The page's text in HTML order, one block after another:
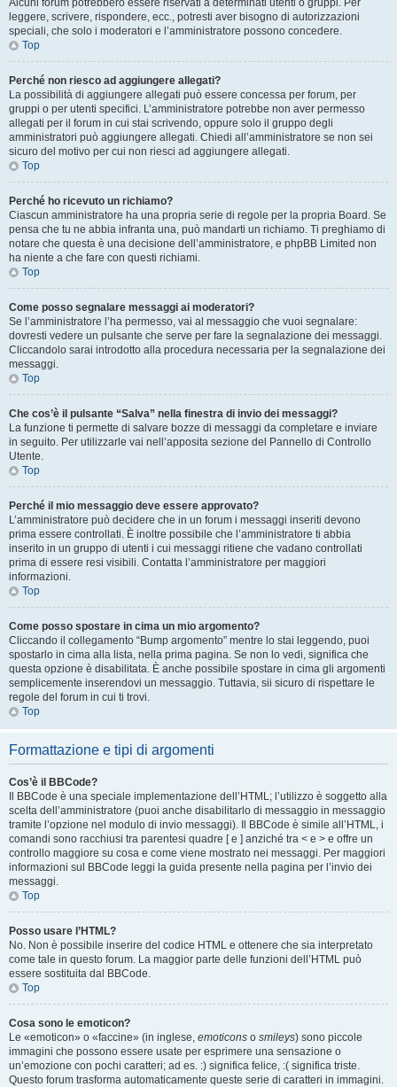
Alcuni forum potrebbero essere riservati a determinati utenti o gruppi. Per
leggere, scrivere, rispondere, ecc., potresti aver bisogno di autorizzazioni
speciali, che solo i moderatori e l’amministratore possono concedere.
Top
Perché non riesco ad aggiungere allegati?
La possibilità di aggiungere allegati può essere concessa per forum, per
gruppi o per utenti specifici. L’amministratore potrebbe non aver permesso
allegati per il forum in cui stai scrivendo, oppure solo il gruppo degli
amministratori può aggiungere allegati. Chiedi all’amministratore se non sei
sicuro del motivo per cui non riesci ad aggiungere allegati.
Top
Perché ho ricevuto un richiamo?
Ciascun amministratore ha una propria serie di regole per la propria Board. Se
pensa che tu ne abbia infranta una, può mandarti un richiamo. Ti preghiamo di
notare che questa è una decisione dell’amministratore, e phpBB Limited non
ha niente a che fare con questi richiami.
Top
Come posso segnalare messaggi ai moderatori?
Se l’amministratore l’ha permesso, vai al messaggio che vuoi segnalare:
dovresti vedere un pulsante che serve per fare la segnalazione dei messaggi.
Cliccandolo sarai introdotto alla procedura necessaria per la segnalazione dei
messaggi.
Top
Che cos’è il pulsante “Salva” nella finestra di invio dei messaggi?
La funzione ti permette di salvare bozze di messaggi da completare e inviare
in seguito. Per utilizzarle vai nell’apposita sezione del Pannello di Controllo
Utente.
Top
Perché il mio messaggio deve essere approvato?
L’amministratore può decidere che in un forum i messaggi inseriti devono
prima essere controllati. È inoltre possibile che l’amministratore ti abbia
inserito in un gruppo di utenti i cui messaggi ritiene che vadano controllati
prima di essere resi visibili. Contatta l’amministratore per maggiori
informazioni.
Top
Come posso spostare in cima un mio argomento?
Cliccando il collegamento “Bump argomento” mentre lo stai leggendo, puoi
spostarlo in cima alla lista, nella prima pagina. Se non lo vedi, significa che
questa opzione è disabilitata. È anche possibile spostare in cima gli argomenti
semplicemente inserendovi un messaggio. Tuttavia, sii sicuro di rispettare le
regole del forum in cui ti trovi.
Top
Formattazione e tipi di argomenti
Cos’è il BBCode?
Il BBCode è una speciale implementazione dell’HTML; l’utilizzo è soggetto alla
scelta dell’amministratore (puoi anche disabilitarlo di messaggio in messaggio
tramite l’opzione nel modulo di invio messaggi). Il BBCode è simile all’HTML, i
comandi sono racchiusi tra parentesi quadre [ e ] anziché tra < e > e offre un
controllo maggiore su cosa e come viene mostrato nei messaggi. Per maggiori
informazioni sul BBCode leggi la guida presente nella pagina per l’invio dei
messaggi.
Top
Posso usare l’HTML?
No. Non è possibile inserire del codice HTML e ottenere che sia interpretato
come tale in questo forum. La maggior parte delle funzioni dell’HTML può
essere sostituita dal BBCode.
Top
Cosa sono le emoticon?
Le «emoticon» o «faccine» (in inglese, emoticons o smileys) sono piccole
immagini che possono essere usate per esprimere una sensazione o
un’emozione con pochi caratteri; ad es. :) significa felice, :( significa triste.
Questo forum trasforma automaticamente queste serie di caratteri in immagini.